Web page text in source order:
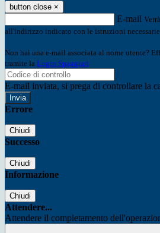
button close ×
E-mail
all'indirizzo indicato con le istruzioni
Non hai una e-mail associata al nome utente?
tramite la Login Spaggiari
E-mail inviata, si prega di controllare la
Errore
Chiudi
Successo
Chiudi
Informazione
Chiudi
Attendere...
Attendere il completamento